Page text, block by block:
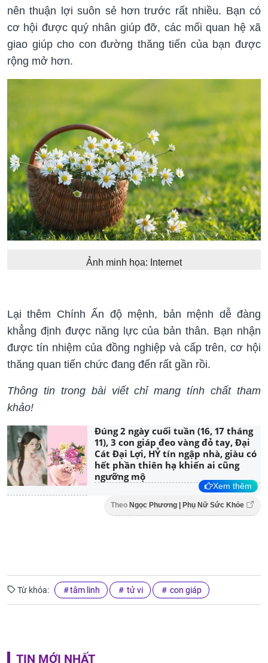
nên thuận lợi suôn sẻ hơn trước rất nhiều. Bạn có
cơ hội được quý nhân giúp đỡ, các mối quan hệ xã
giao giúp cho con đường thăng tiến của bạn được
rộng mở hơn.
Ảnh minh họa: Internet
Lại thêm Chính Ấn độ mệnh, bản mệnh dễ đàng
khẳng định được năng lực của bản thân. Bạn nhận
được tín nhiệm của đồng nghiệp và cấp trên, cơ hội
thăng quan tiến chức đang đến rất gần rồi.
Thông tin trong bài viết chỉ mang tính chất tham
khảo!
Đúng 2 ngày cuối tuần (16, 17 tháng
11), 3 con giáp đeo vàng đỏ tay, Đại
Cát Đại Lợi, HỶ tín ngập nhà, giàu có
hết phần thiên hạ khiến ai cũng
ngưỡng mộ
Xem thêm
Theo Ngọc Phương | Phụ Nữ Sức Khỏe
Từ khóa: tâm linh tử vi con giáp
TIN MỚI NHẤT